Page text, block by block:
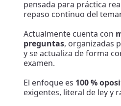
pensada para práctica
repaso continuo del
Actualmente cuenta con
preguntas, organizadas
y se actualiza de forma
examen.
El enfoque es 100 %
exigentes, literal de ley y